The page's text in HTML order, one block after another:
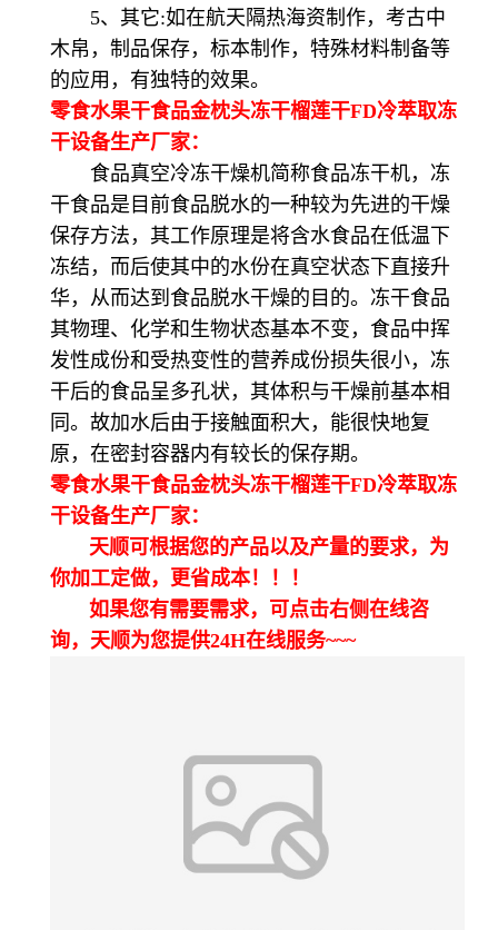
5、其它:如在航天隔热海资制作，考古中
木帛，制品保存，标本制作，特殊材料制备等
的应用，有独特的效果。
零食水果干食品金枕头冻干榴莲干FD冷萃取冻
干设备生产厂家：
食品真空冷冻干燥机简称食品冻干机，冻
干食品是目前食品脱水的一种较为先进的干燥
保存方法，其工作原理是将含水食品在低温下
冻结，而后使其中的水份在真空状态下直接升
华，从而达到食品脱水干燥的目的。冻干食品
其物理、化学和生物状态基本不变，食品中挥
发性成份和受热变性的营养成份损失很小，冻
干后的食品呈多孔状，其体积与干燥前基本相
同。故加水后由于接触面积大，能很快地复
原，在密封容器内有较长的保存期。
零食水果干食品金枕头冻干榴莲干FD冷萃取冻
干设备生产厂家：
天顺可根据您的产品以及产量的要求，为
你加工定做，更省成本！！！
如果您有需要需求，可点击右侧在线咨
询，天顺为您提供24H在线服务~~~